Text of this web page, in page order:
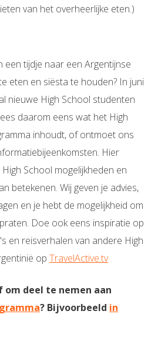
van het overheerlijke eten.)
een tijdje naar een Argentijnse
eten en siësta te houden? In juni
nieuwe High School studenten
daarom eens wat het High
inhoudt, of ontmoet ons
Hier
School mogelijkheden en
betekenen. Wij geven je advies,
en je hebt de mogelijkheid om
Doe ook eens inspiratie op
en reisverhalen van andere High
op TravelActive.tv
deel te nemen aan
? Bijvoorbeeld in